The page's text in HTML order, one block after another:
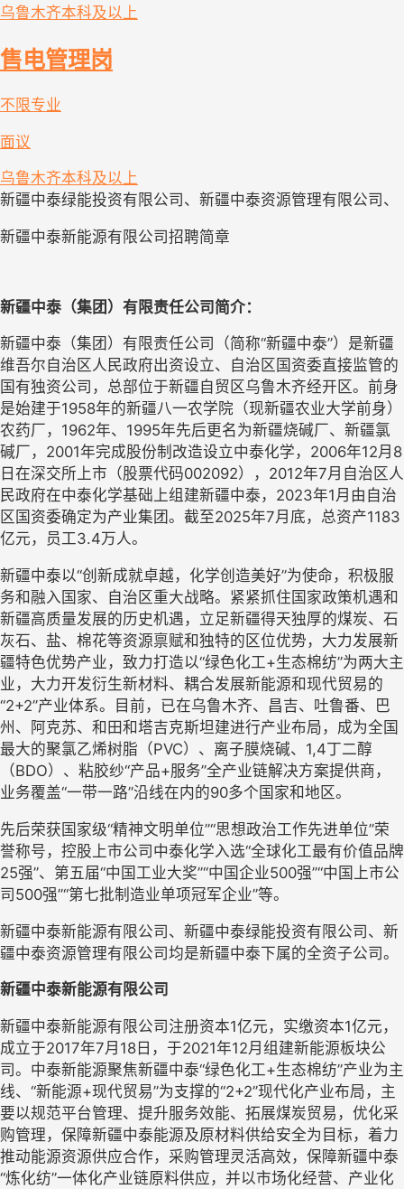
乌鲁木齐本科及以上
售电管理岗
不限专业
面议
乌鲁木齐本科及以上
新疆中泰绿能投资有限公司、新疆中泰资源管理有限公司、
新疆中泰新能源有限公司招聘简章
新疆中泰（集团）有限责任公司简介：
新疆中泰（集团）有限责任公司（简称“新疆中泰”）是新疆
维吾尔自治区人民政府出资设立、自治区国资委直接监管的
国有独资公司，总部位于新疆自贸区乌鲁木齐经开区。前身
是始建于1958年的新疆八一农学院（现新疆农业大学前身）
农药厂，1962年、1995年先后更名为新疆烧碱厂、新疆氯
碱厂，2001年完成股份制改造设立中泰化学，2006年12月8
日在深交所上市（股票代码002092），2012年7月自治区人
民政府在中泰化学基础上组建新疆中泰，2023年1月由自治
区国资委确定为产业集团。截至2025年7月底，总资产1183
亿元，员工3.4万人。
新疆中泰以“创新成就卓越，化学创造美好”为使命，积极服
务和融入国家、自治区重大战略。紧紧抓住国家政策机遇和
新疆高质量发展的历史机遇，立足新疆得天独厚的煤炭、石
灰石、盐、棉花等资源禀赋和独特的区位优势，大力发展新
疆特色优势产业，致力打造以“绿色化工+生态棉纺”为两大主
业，大力开发衍生新材料、耦合发展新能源和现代贸易的
“2+2”产业体系。目前，已在乌鲁木齐、昌吉、吐鲁番、巴
州、阿克苏、和田和塔吉克斯坦建进行产业布局，成为全国
最大的聚氯乙烯树脂（PVC）、离子膜烧碱、1,4丁二醇
（BDO）、粘胶纱“产品+服务”全产业链解决方案提供商，
业务覆盖“一带一路”沿线在内的90多个国家和地区。
先后荣获国家级“精神文明单位”“思想政治工作先进单位”荣
誉称号，控股上市公司中泰化学入选“全球化工最有价值品牌
25强”、第五届“中国工业大奖”“中国企业500强”“中国上市公
司500强”“第七批制造业单项冠军企业”等。
新疆中泰新能源有限公司、新疆中泰绿能投资有限公司、新
疆中泰资源管理有限公司均是新疆中泰下属的全资子公司。
新疆中泰新能源有限公司
新疆中泰新能源有限公司注册资本1亿元，实缴资本1亿元，
成立于2017年7月18日，于2021年12月组建新能源板块公
司。中泰新能源聚焦新疆中泰“绿色化工+生态棉纺”产业为主
线、“新能源+现代贸易”为支撑的“2+2”现代化产业布局，主
要以规范平台管理、提升服务效能、拓展煤炭贸易，优化采
购管理，保障新疆中泰能源及原材料供给安全为目标，着力
推动能源资源供应合作，采购管理灵活高效，保障新疆中泰
“炼化纺”一体化产业链原料供应，并以市场化经营、产业化